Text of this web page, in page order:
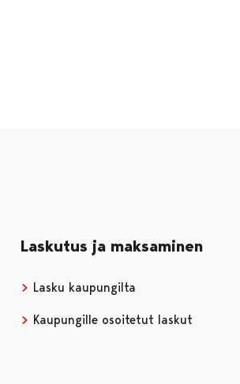
Laskutus ja maksaminen
Lasku kaupungilta
Kaupungille osoitetut laskut